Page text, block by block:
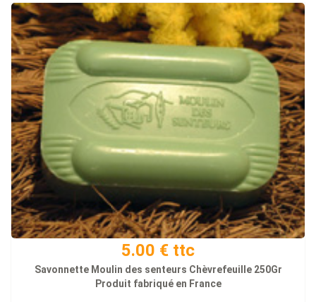
5.00 € ttc
Savonnette Moulin des senteurs Chèvrefeuille 250Gr
Produit fabriqué en France